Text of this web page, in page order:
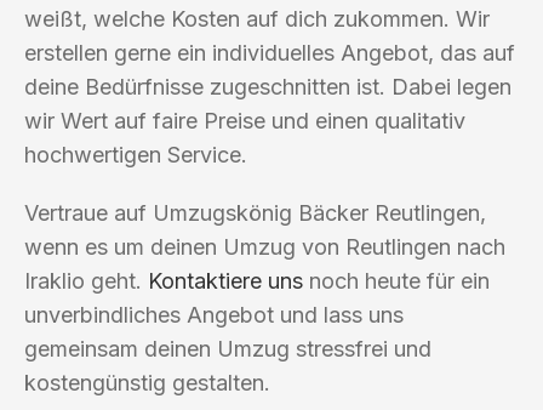
weißt, welche Kosten auf dich zukommen. Wir
erstellen gerne ein individuelles Angebot, das auf
deine Bedürfnisse zugeschnitten ist. Dabei legen
wir Wert auf faire Preise und einen qualitativ
hochwertigen Service.
Vertraue auf Umzugskönig Bäcker Reutlingen,
wenn es um deinen Umzug von Reutlingen nach
Iraklio geht. Kontaktiere uns noch heute für ein
unverbindliches Angebot und lass uns
gemeinsam deinen Umzug stressfrei und
kostengünstig gestalten.